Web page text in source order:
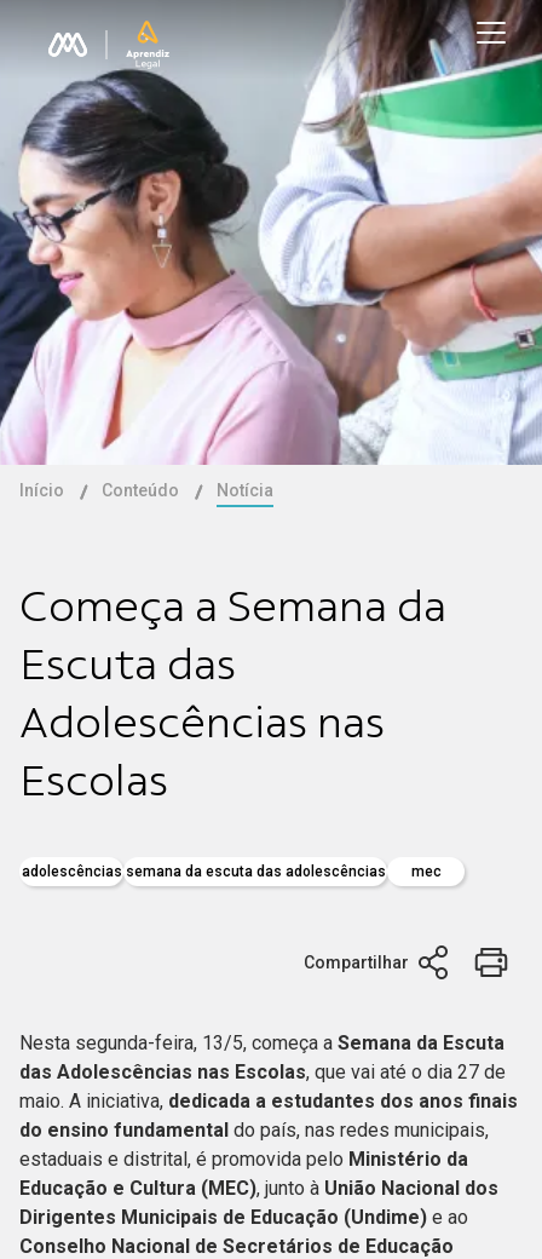
Início Conteúdo Notícia
Começa a Semana da
Escuta das
Adolescências nas
Escolas
adolescências semana da escuta das adolescências mec
Compartilhar
Nesta segunda-feira, 13/5, começa a Semana da Escuta
das Adolescências nas Escolas, que vai até o dia 27 de
maio. A iniciativa, dedicada a estudantes dos anos finais
do ensino fundamental do país, nas redes municipais,
estaduais e distrital, é promovida pelo Ministério da
Educação e Cultura (MEC), junto à União Nacional dos
Dirigentes Municipais de Educação (Undime) e ao
Conselho Nacional de Secretários de Educação